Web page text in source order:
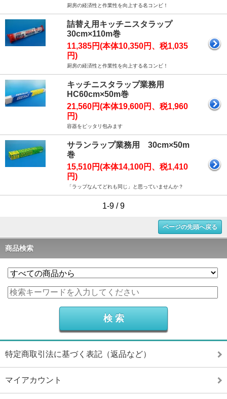
厨房の経済性と作業性を向上する名コンビ！
詰替え用キッチニスタラップ
30cm×110m巻
11,385円(本体10,350円、税1,035
円)
厨房の経済性と作業性を向上する名コンビ！
キッチニスタラップ業務用
HC60cm×50m巻
21,560円(本体19,600円、税1,960
円)
容器をピッタリ包みます
サランラップ業務用 30cm×50m
巻
15,510円(本体14,100円、税1,410
円)
「ラップなんてどれも同じ」と思っていませんか？
1-9 / 9
ページの先頭へ戻る
商品検索
特定商取引法に基づく表記（返品など）
マイアカウント